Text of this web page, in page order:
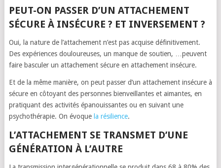
PEUT-ON PASSER D’UN ATTACHEMENT
SÉCURE À INSÉCURE ? ET INVERSEMENT ?
Oui, la nature de l’attachement n’est pas acquise définitivement.
Des expériences douloureuses, un manque de soutien, …peuvent
faire basculer un attachement sécure en attachement insécure.
Et de la même manière, on peut passer d’un attachement insécure à
sécure en côtoyant des personnes bienveillantes et aimantes, en
pratiquant des activités épanouissantes ou en suivant une
psychothérapie. On évoque la résilience.
L’ATTACHEMENT SE TRANSMET D’UNE
GÉNÉRATION À L’AUTRE